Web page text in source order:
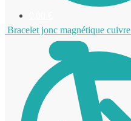
Bracelet jonc magnétique cuivre